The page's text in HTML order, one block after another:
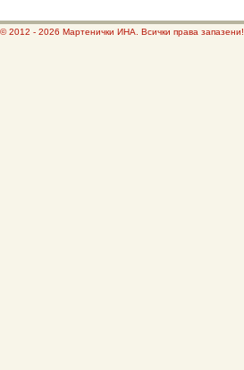
© 2012 - 2026 Мартенички ИНА. Всички права запазени!